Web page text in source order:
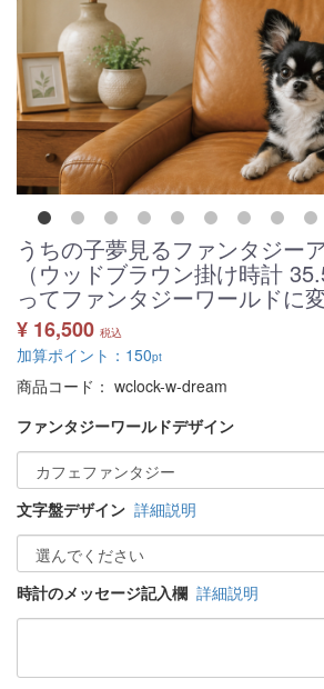
うちの子夢見るファンタジー
（ウッドブラウン掛け時計
ってファンタジーワールドに
¥ 16,500 税込
加算ポイント： 150pt
商品コード： wclock-w-dream
ファンタジーワールドデザイン
文字盤デザイン 詳細説明
時計のメッセージ記入欄 詳細説明